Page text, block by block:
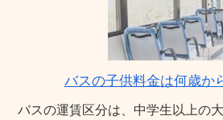
バスの子供料金は何歳か
バスの運賃区分は、中学生以上の